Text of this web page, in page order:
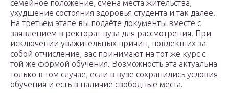
семейное положение, смена места жительства,
ухудшение состояния здоровья студента и так далее.
На третьем этапе вы подаёте документы вместе с
заявлением в ректорат вуза для рассмотрения. При
исключении уважительных причин, повлекших за
собой отчисление, вас принимают на тот же курс с
той же формой обучения. Возможность эта актуальна
только в том случае, если в вузе сохранились условия
обучения и есть в наличие свободные места.